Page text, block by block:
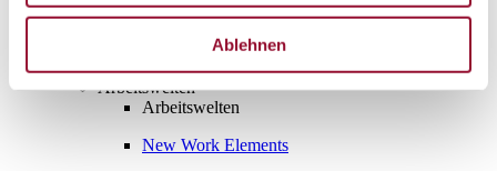
Ablehnen
Pressespiegel
Pressekontakt
Arbeitswelten
Arbeitswelten
New Work Elements